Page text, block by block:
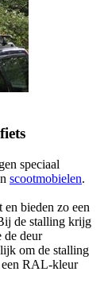
speciaal
scootmobielen.
bieden zo een
de stalling krijg
de deur
om de stalling
een RAL-kleur